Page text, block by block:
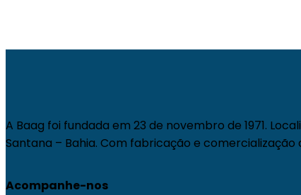
A Baag foi fundada em 23 de novembro de 1971.
Santana – Bahia. Com fabricação e
Acompanhe-nos